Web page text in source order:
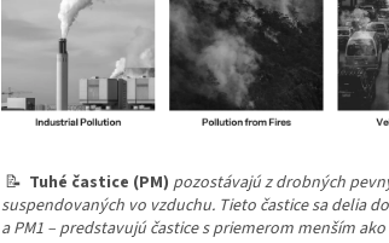
📝 Tuhé častice (PM) pozostávajú z drobných
suspendovaných vo vzduchu. Tieto častice sa delia
a PM1 – predstavujú častice s priemerom menším